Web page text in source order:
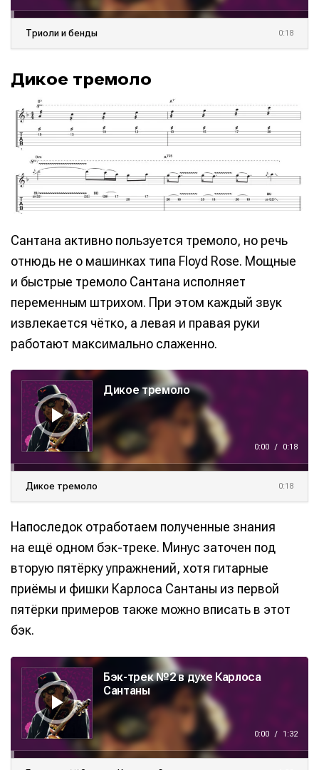
Триоли и бенды 0:18
Дикое тремоло
Сантана активно пользуется тремоло, но речь
отнюдь не о машинках типа Floyd Rose. Мощные
и быстрые тремоло Сантана исполняет
переменным штрихом. При этом каждый звук
извлекается чётко, а левая и правая руки
работают максимально слаженно.
А
Дикое тремоло
0:00 / 0:18
Дикое тремоло 0:18
Напоследок отработаем полученные знания
на ещё одном бэк-треке. Минус заточен под
вторую пятёрку упражнений, хотя гитарные
приёмы и фишки Карлоса Сантаны из первой
пятёрки примеров также можно вписать в этот
бэк.
А
Бэк-трек №2 в духе Карлоса
Сантаны
0:00 / 1:32